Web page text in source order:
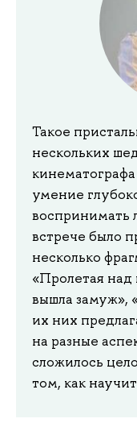
Такое
нескольких
умение
воспринимать
встрече было
несколько
«Пролетая
вышла замуж»,
их них
на разные
сложилось
том, как